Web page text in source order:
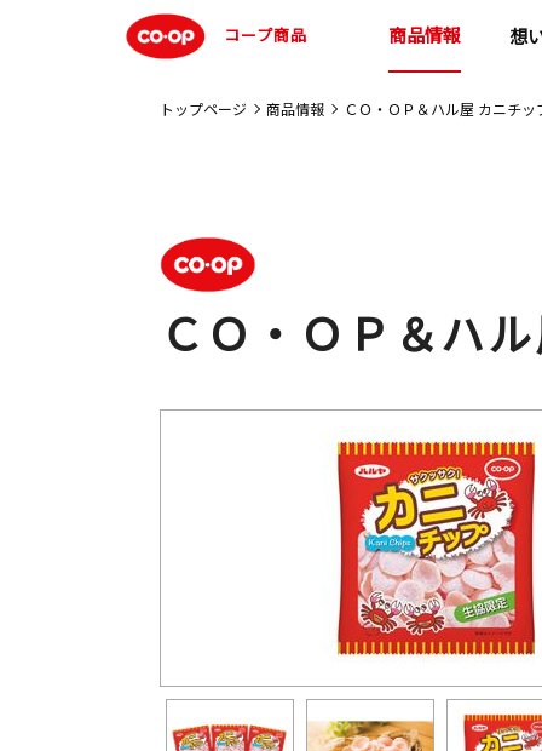
コープ商品 商品情報 想
トップページ 商品情報 ＣＯ・ＯＰ＆ハル屋 カニチ
ＣＯ・ＯＰ＆ハ